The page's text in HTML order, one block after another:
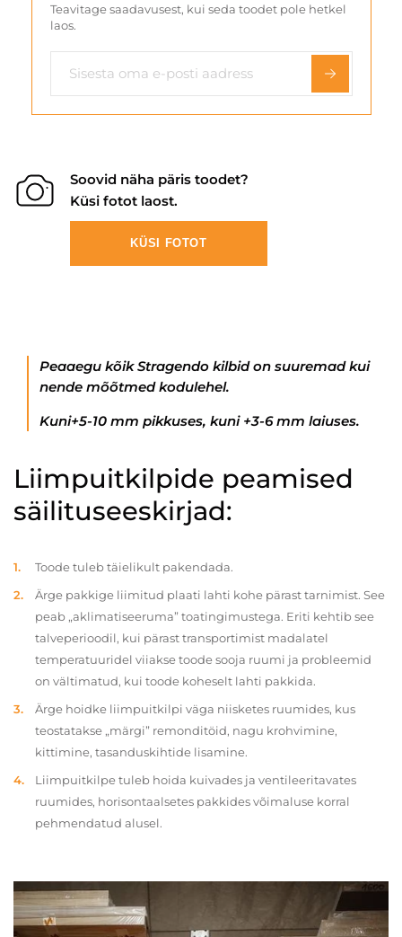
Teavitage saadavusest, kui seda toodet pole hetkel
laos.
Soovid näha päris toodet?
Küsi fotot laost.
KÜSI FOTOT
Peaaegu kõik Stragendo kilbid on suuremad kui
nende mõõtmed kodulehel.
Kuni+5-10 mm pikkuses, kuni +3-6 mm laiuses.
Liimpuitkilpide peamised
säilituseeskirjad:
Toode tuleb täielikult pakendada.
Ärge pakkige liimitud plaati lahti kohe pärast tarnimist. See
peab „aklimatiseeruma” toatingimustega. Eriti kehtib see
talveperioodil, kui pärast transportimist madalatel
temperatuuridel viiakse toode sooja ruumi ja probleemid
on vältimatud, kui toode koheselt lahti pakkida.
Ärge hoidke liimpuitkilpi väga niisketes ruumides, kus
teostatakse „märgi” remonditöid, nagu krohvimine,
kittimine, tasanduskihtide lisamine.
Liimpuitkilpe tuleb hoida kuivades ja ventileeritavates
ruumides, horisontaalsetes pakkides võimaluse korral
pehmendatud alusel.